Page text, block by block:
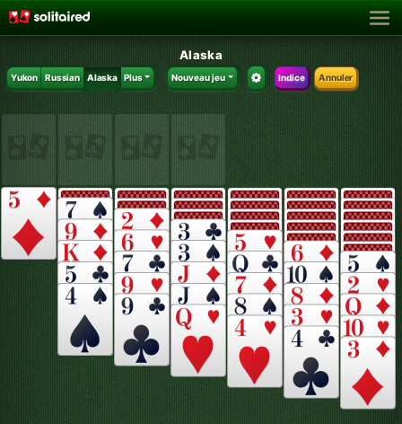
Alaska
Yukon Russian Alaska Plus Nouveau jeu Indice Annuler